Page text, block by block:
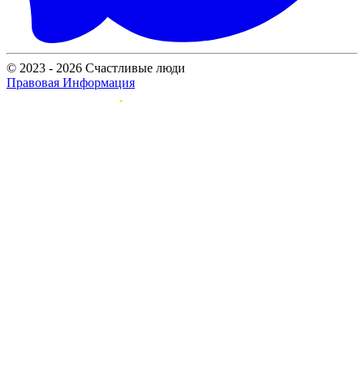
© 2023 - 2026 Счастливые люди
Правовая Информация